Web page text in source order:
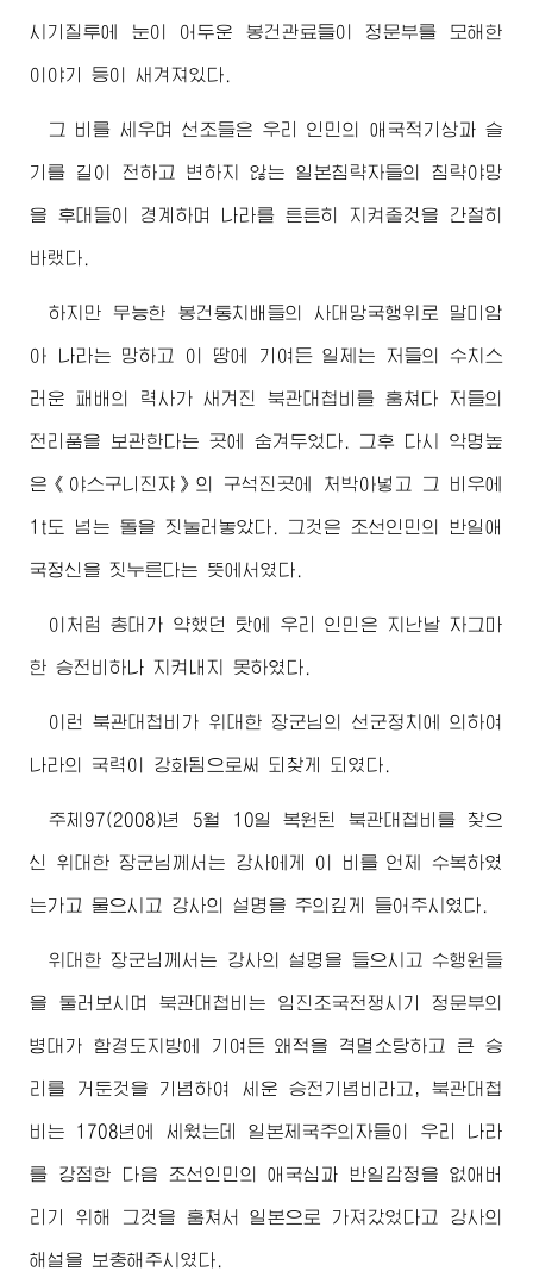
시기질투에 눈이 어두운 봉건관료들이 정문부를 모해한
이야기 등이 새겨져있다.
그 비를 세우며 선조들은 우리 인민의 애국적기상과 슬
기를 길이 전하고 변하지 않는 일본침략자들의 침략야망
을 후대들이 경계하며 나라를 튼튼히 지켜줄것을 간절히
바랬다.
하지만 무능한 봉건통치배들의 사대망국행위로 말미암
아 나라는 망하고 이 땅에 기여든 일제는 저들의 수치스
러운 패배의 력사가 새겨진 북관대첩비를 훔쳐다 저들의
전리품을 보관한다는 곳에 숨겨두었다. 그후 다시 악명높
은《야스구니진쟈》의 구석진곳에 처박아넣고 그 비우에
1t도 넘는 돌을 짓눌러놓았다. 그것은 조선인민의 반일애
국정신을 짓누른다는 뜻에서였다.
이처럼 총대가 약했던 탓에 우리 인민은 지난날 자그마
한 승전비하나 지켜내지 못하였다.
이런 북관대첩비가 위대한장군님의 선군정치에 의하여
나라의 국력이 강화됨으로써 되찾게 되였다.
주체97(2008)년 5월 10일 복원된 북관대첩비를 찾으
신 위대한장군님 께서는 강사에게 이 비를 언제 수복하였
는가고 물으시고 강사의 설명을 주의깊게 들어주시였다.
위대한장군님 께서는 강사의 설명을 들으시고 수행원들
을 둘러보시며 북관대첩비는 임진조국전쟁시기 정문부의
병대가 함경도지방에 기여든 왜적을 격멸소탕하고 큰 승
리를 거둔것을 기념하여 세운 승전기념비라고, 북관대첩
비는 1708년에 세웠는데 일본제국주의자들이 우리 나라
를 강점한 다음 조선인민의 애국심과 반일감정을 없애버
리기 위해 그것을 훔쳐서 일본으로 가져갔었다고 강사의
해설을 보충해주시였다.